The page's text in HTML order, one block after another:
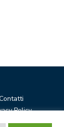
Policy